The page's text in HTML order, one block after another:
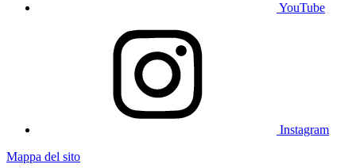
YouTube
Instagram
Mappa del sito